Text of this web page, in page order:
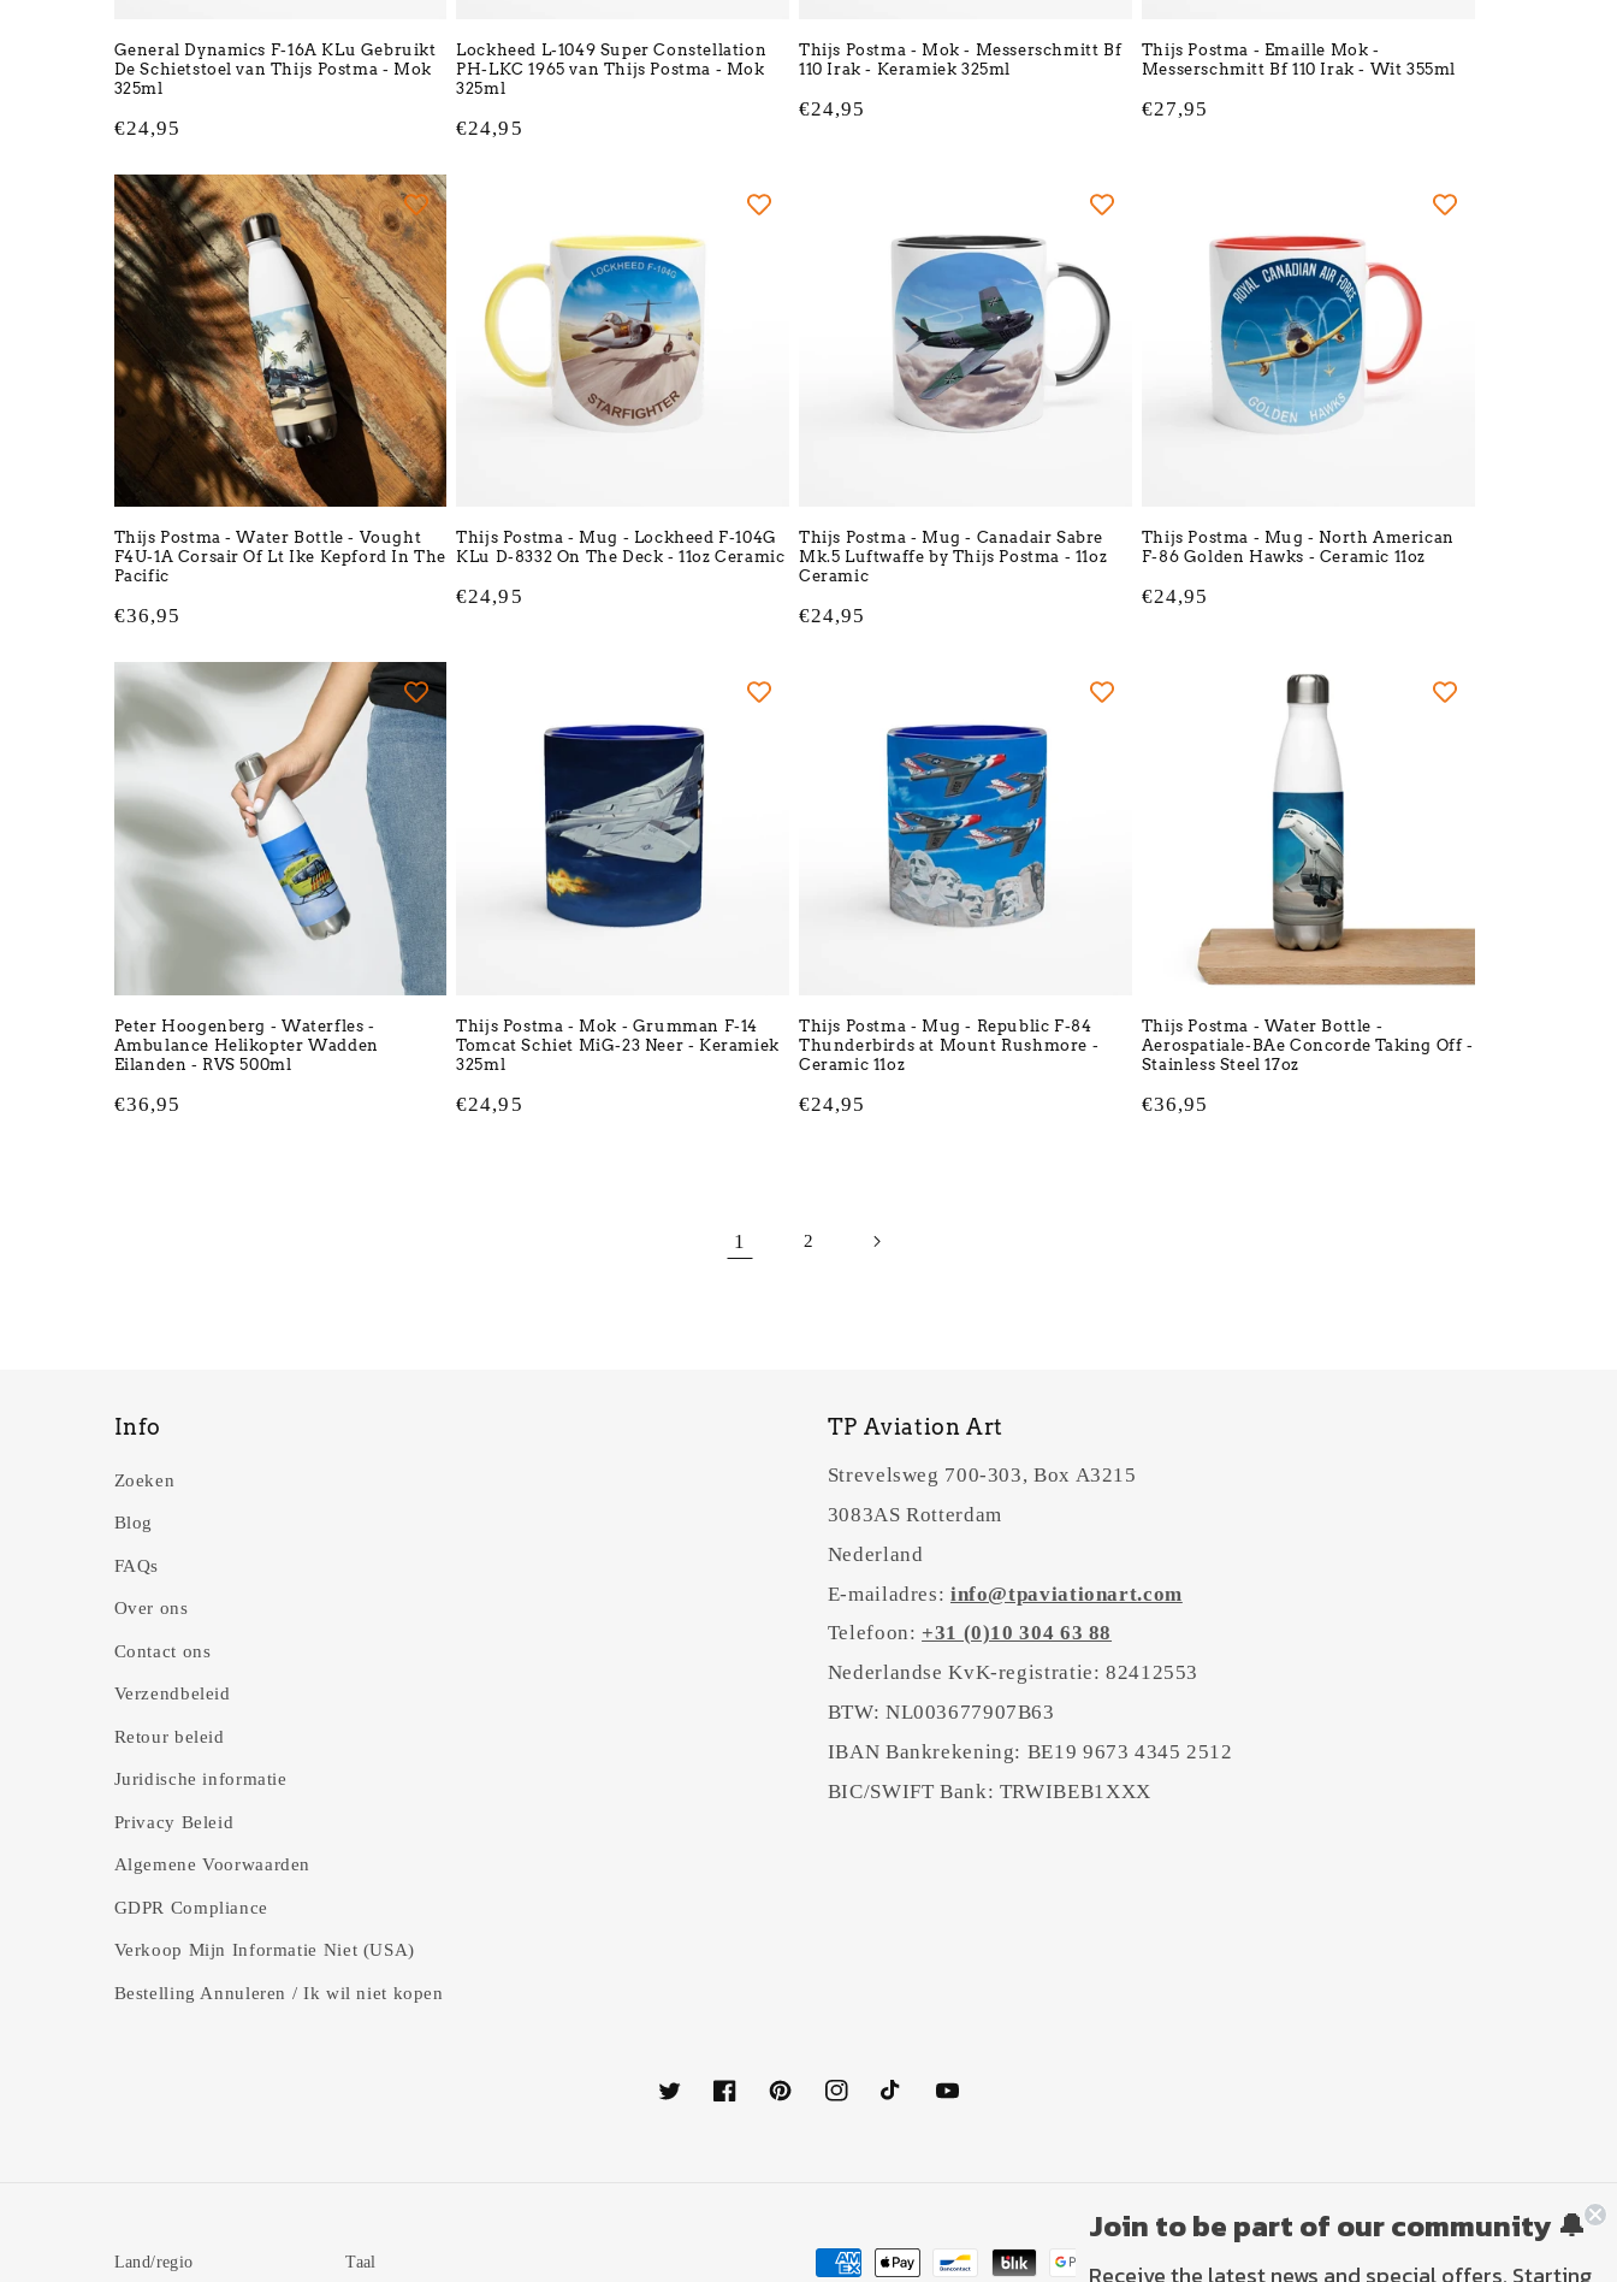
General Dynamics F-16A KLu Gebruikt
De Schietstoel van Thijs Postma - Mok
325ml
Normale
€24,95
Lockheed L-1049 Super Constellation
PH-LKC 1965 van Thijs Postma - Mok
325ml
Normale
€24,95
Thijs Postma - Mok - Messerschmitt Bf
110 Irak - Keramiek 325ml
Normale
€24,95
Thijs Postma - Emaille Mok -
Messerschmitt Bf 110 Irak - Wit 355ml
Normale
€27,95
Thijs Postma - Water Bottle - Vought
F4U-1A Corsair Of Lt Ike Kepford In The
Pacific
Normale
€36,95
Thijs Postma - Mug - Lockheed F-104G
KLu D-8332 On The Deck - 11oz Ceramic
Normale
€24,95
Thijs Postma - Mug - Canadair Sabre
Mk.5 Luftwaffe by Thijs Postma - 11oz
Ceramic
Normale
€24,95
Thijs Postma - Mug - North American
F-86 Golden Hawks - Ceramic 11oz
Normale
€24,95
Peter Hoogenberg - Waterfles -
Ambulance Helikopter Wadden
Eilanden - RVS 500ml
Normale
€36,95
Thijs Postma - Mok - Grumman F-14
Tomcat Schiet MiG-23 Neer - Keramiek
325ml
Normale
€24,95
Thijs Postma - Mug - Republic F-84
Thunderbirds at Mount Rushmore -
Ceramic 11oz
Normale
€24,95
Thijs Postma - Water Bottle -
Aerospatiale-BAe Concorde Taking Off -
Stainless Steel 17oz
Normale
€36,95
1 2
Info
Zoeken
Blog
FAQs
Over ons
Contact ons
Verzendbeleid
Retour beleid
Juridische informatie
Privacy Beleid
Algemene Voorwaarden
GDPR Compliance
Verkoop Mijn Informatie Niet (USA)
Bestelling Annuleren / Ik wil niet kopen
TP Aviation Art
Strevelsweg 700-303, Box A3215
3083AS Rotterdam
Nederland
E-mailadres: info@tpaviationart.com
Telefoon: +31 (0)10 304 63 88
Nederlandse KvK-registratie: 82412553
BTW: NL003677907B63
IBAN Bankrekening: BE19 9673 4345 2512
BIC/SWIFT Bank: TRWIBEB1XXX
TwitterFacebookPinterestInstagramTikTokYouTube
Land/regio Taal Betaalmethoden
Join to be part of our community 🔔
Receive the latest news and special offers. Starting